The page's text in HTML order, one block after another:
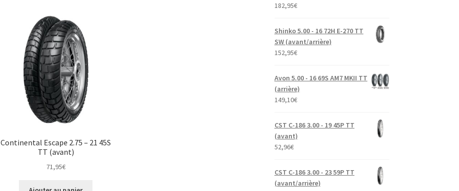
Continental Escape 2.75 – 21 45S
TT (avant)
71,95€
182,95€
Shinko 5.00 - 16 72H E-270 TT
SW (avant/arrière)
152,95€
Avon 5.00 - 16 69S AM7 MKII TT
(arrière)
149,10€
CST C-186 3.00 - 19 45P TT
(avant)
52,96€
CST C-186 3.00 - 23 59P TT
(avant/arrière)